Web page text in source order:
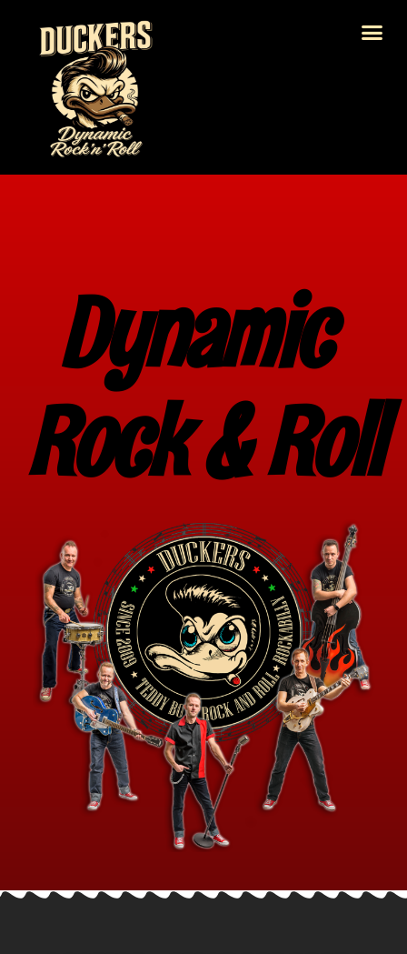
Dynamic
Rock & Roll